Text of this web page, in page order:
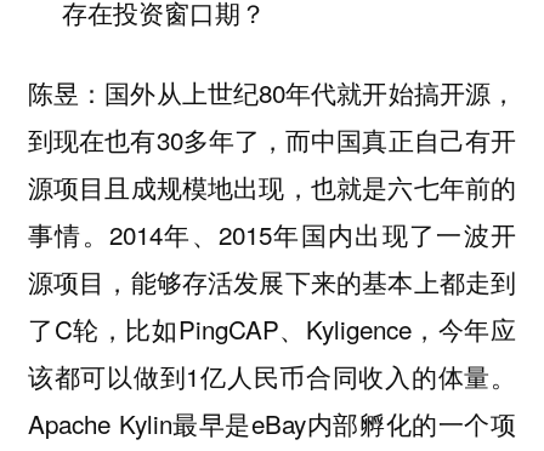
存在投资窗口期？
陈昱：国外从上世纪80年代就开始搞开源，
到现在也有30多年了，而中国真正自己有开
源项目且成规模地出现，也就是六七年前的
事情。2014年、2015年国内出现了一波开
源项目，能够存活发展下来的基本上都走到
了C轮，比如PingCAP、Kyligence，今年应
该都可以做到1亿人民币合同收入的体量。
Apache Kylin最早是eBay内部孵化的一个项